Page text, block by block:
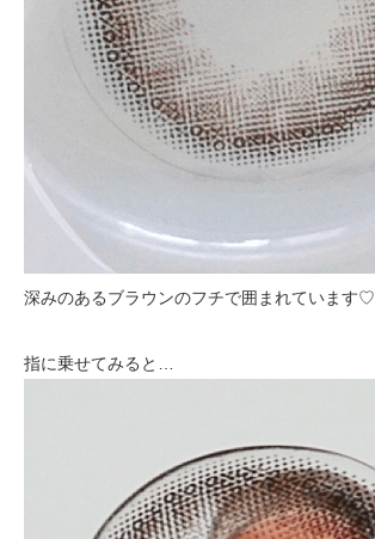
深みのあるブラウンのフチで囲まれています♡
指に乗せてみると…